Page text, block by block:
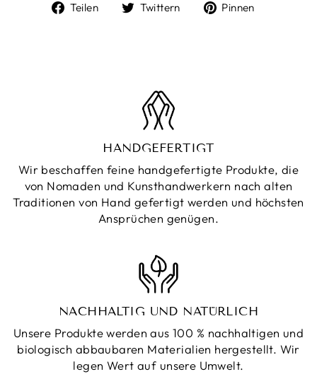
Teilen
Auf
Twittern
Auf
Pinnen
HANDGEFERTIGT
Wir beschaffen feine handgefertigte Produkte, die
von Nomaden und Kunsthandwerkern nach alten
Traditionen von Hand gefertigt werden und höchsten
Ansprüchen genügen.
NACHHALTIG UND NATÜRLICH
Unsere Produkte werden aus 100 % nachhaltigen und
biologisch abbaubaren Materialien hergestellt. Wir
legen Wert auf unsere Umwelt.